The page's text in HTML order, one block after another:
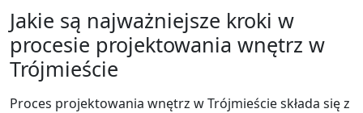
Jakie są najważniejsze kroki w
procesie projektowania wnętrz w
Trójmieście
Proces projektowania wnętrz w Trójmieście składa się z